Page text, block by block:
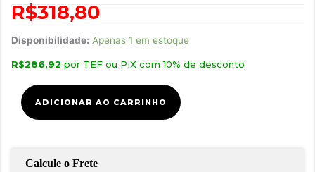
R$318,80
Disponibilidade: Apenas 1 em estoque
R$286,92 por TEF ou PIX com 10% de desconto
Porca
EMPI
2817-ADICIONAR AO CARRINHO